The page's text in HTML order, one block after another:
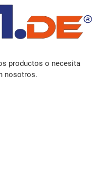
productos o necesita
nosotros.